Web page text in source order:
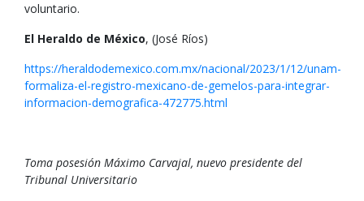
voluntario.
El Heraldo de México, (José Ríos)
https://heraldodemexico.com.mx/nacional/2023/1/12/unam-
formaliza-el-registro-mexicano-de-gemelos-para-integrar-
informacion-demografica-472775.html
Toma posesión Máximo Carvajal, nuevo presidente del
Tribunal Universitario